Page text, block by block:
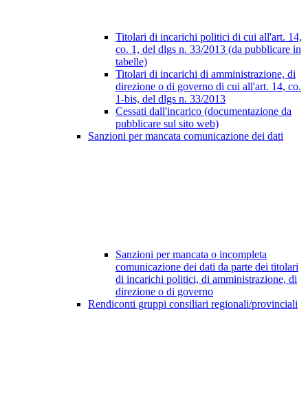
Titolari di incarichi politici di cui all'art. 14,
co. 1, del dlgs n. 33/2013 (da pubblicare in
tabelle)
Titolari di incarichi di amministrazione, di
direzione o di governo di cui all'art. 14, co.
1-bis, del dlgs n. 33/2013
Cessati dall'incarico (documentazione da
pubblicare sul sito web)
Sanzioni per mancata comunicazione dei dati
Sanzioni per mancata o incompleta
comunicazione dei dati da parte dei titolari
di incarichi politici, di amministrazione, di
direzione o di governo
Rendiconti gruppi consiliari regionali/provinciali